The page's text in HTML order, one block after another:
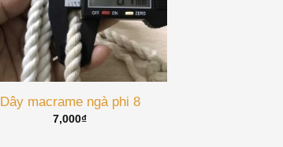
Dây macrame ngà phi 8
7,000₫